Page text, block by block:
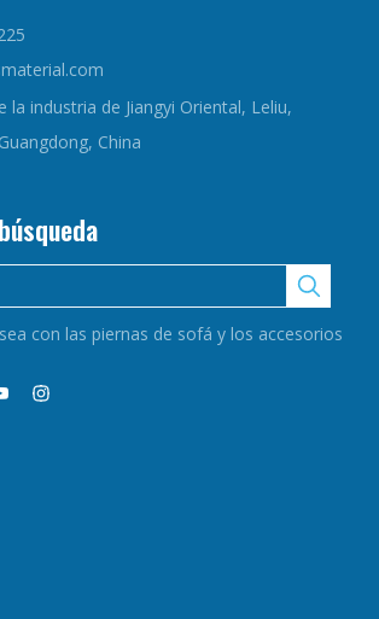
la industria de Jiangyi Oriental, Leliu,
China
con las piernas de sofá y los accesorios